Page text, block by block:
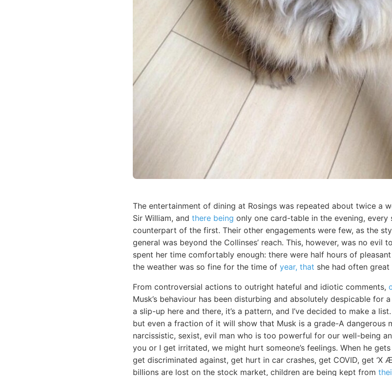
The entertainment of dining at Rosings was repeated about twice a
Sir William, and there being only one card-table in the evening, every
counterpart of the first. Their other engagements were few, as the
general was beyond the Collinses’ reach. This, however, was no evil
spent her time comfortably enough: there were half hours of
the weather was so fine for the time of year, that she had often
From controversial actions to outright hateful and idiotic comments,
Musk’s behaviour has been disturbing and absolutely despicable for
a slip-up here and there, it’s a pattern, and I’ve decided to make a
but even a fraction of it will show that Musk is a grade-A dangerous
narcissistic, sexist, evil man who is too powerful for our well-being
you or I get irritated, we might hurt someone’s feelings. When he
get discriminated against, get hurt in car crashes, get COVID, get ‘X
billions are lost on the stock market, children are being kept from